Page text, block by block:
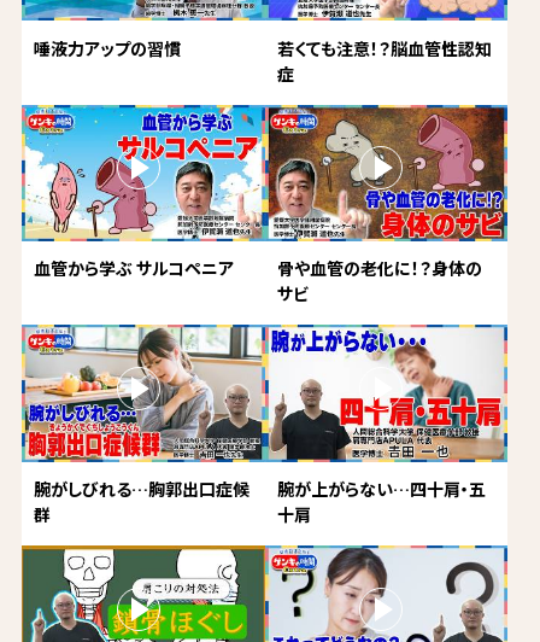
唾液力アップの習慣
若くても注意！？脳血管性認知
症
血管から学ぶ サルコペニア
骨や血管の老化に！？身体の
サビ
腕がしびれる…胸郭出口症候
群
腕が上がらない…四十肩・五
十肩